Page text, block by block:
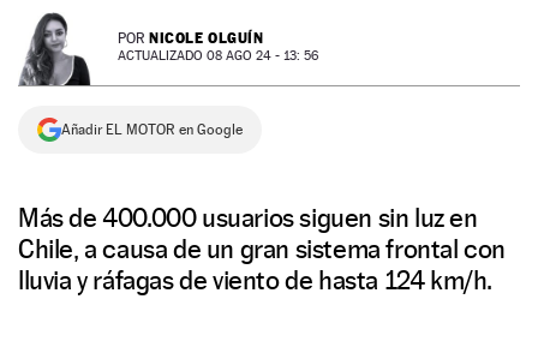
NEWSLETTER POR NICOLE OLGUÍN
ACTUALIZADO 08 AGO 24 - 13: 56
Añadir EL MOTOR en Google
Más de 400.000 usuarios siguen sin luz en
Chile, a causa de un gran sistema frontal con
lluvia y ráfagas de viento de hasta 124 km/h.